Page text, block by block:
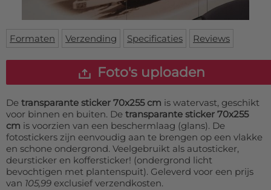
Vloermat
Skateboard deck
Inloggen
WhatsApp
Formaten Verzending Specificaties Reviews
Foto's uploaden
De transparante sticker 70x255 cm is watervast, geschikt
voor binnen en buiten. De transparante sticker 70x255
cm is voorzien van een beschermlaag (glans). De
fotostickers zijn eenvoudig aan te brengen op een vlakke
en schone ondergrond. Veelgebruikt als autosticker,
deursticker en koffersticker! (ondergrond licht
bevochtigen met plantenspuit). Geleverd voor een prijs
van 105,99 exclusief verzendkosten.